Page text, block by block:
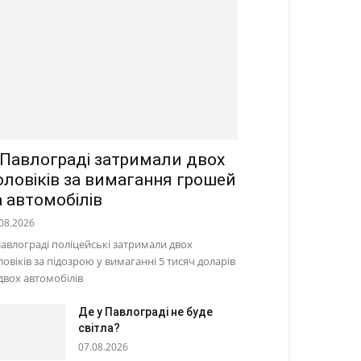
затримали двох
за вимагання грошей
автомобілів
поліцейські затримали двох
за підозрою у вимаганні 5 тисяч доларів
автомобілів
Де у Павлограді не буде
світла?
07.08.2026